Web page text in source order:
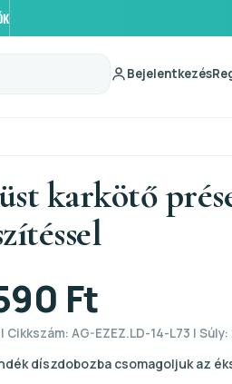
Bejelentkezés
karkötő
Ft
| Cikkszám: AG-EZEZ.LD-14-L73 | Súly:
díszdobozba csomagoljuk az